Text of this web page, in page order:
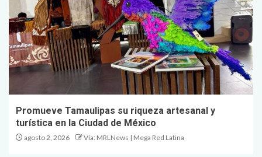
Promueve Tamaulipas su riqueza artesanal y
turística en la Ciudad de México
agosto 2, 2026 Vía: MRLNews | Mega Red Latina